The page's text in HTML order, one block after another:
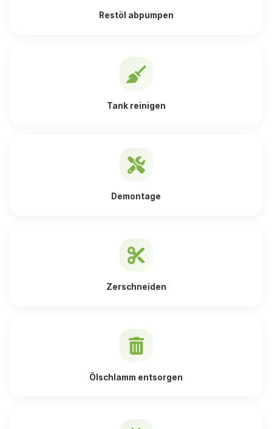
Restöl abpumpen
Tank reinigen
Demontage
Zerschneiden
Ölschlamm entsorgen